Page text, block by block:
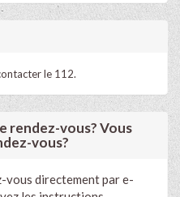
le 112.
rendez-vous? Vous
vous?
vous directement par e-